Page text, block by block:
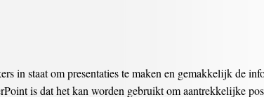
in staat om presentaties te maken en gemakkelijk de
is dat het kan worden gebruikt om aantrekkelijke